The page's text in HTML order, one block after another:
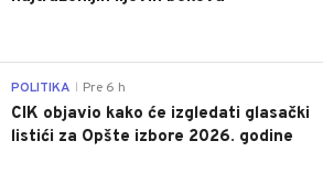
POLITIKA Pre 6 h
CIK objavio kako će izgledati glasački
listići za Opšte izbore 2026. godine